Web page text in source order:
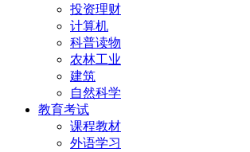
投资理财
计算机
科普读物
农林工业
建筑
自然科学
教育考试
课程教材
外语学习